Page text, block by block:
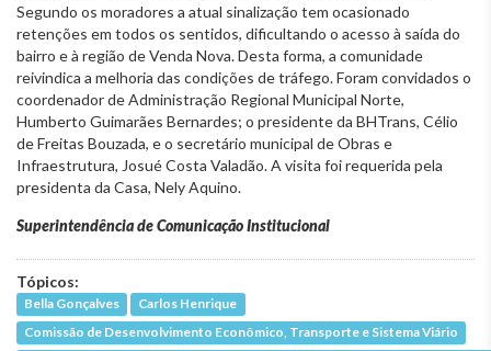
Segundo os moradores a atual sinalização tem ocasionado
retenções em todos os sentidos, dificultando o acesso à saída do
bairro e à região de Venda Nova. Desta forma, a comunidade
reivindica a melhoria das condições de tráfego. Foram convidados o
coordenador de Administração Regional Municipal Norte,
Humberto Guimarães Bernardes; o presidente da BHTrans, Célio
de Freitas Bouzada, e o secretário municipal de Obras e
Infraestrutura, Josué Costa Valadão. A visita foi requerida pela
presidenta da Casa, Nely Aquino.
Superintendência de Comunicação Institucional
Tópicos:
Bella Gonçalves
Carlos Henrique
Comissão de Desenvolvimento Econômico, Transporte e Sistema Viário